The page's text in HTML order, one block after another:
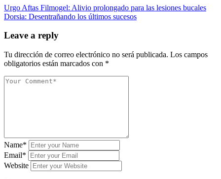
Urgo Aftas Filmogel: Alivio prolongado para las lesiones bucales
Dorsia: Desentrañando los últimos sucesos
Leave a reply
Tu dirección de correo electrónico no será publicada. Los campos
obligatorios están marcados con *
Name*
Email*
Website